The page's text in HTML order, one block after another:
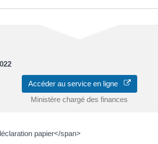
Accéder au service en ligne
Ministère chargé des finances
papier</span>